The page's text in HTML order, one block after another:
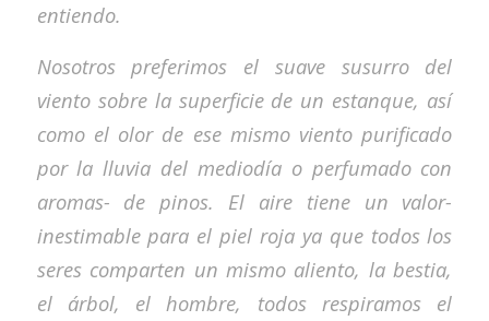
entiendo.
Nosotros preferimos el suave susurro del
viento sobre la superficie de un estanque, así
como el olor de ese mismo viento purificado
por la lluvia del mediodía o perfumado con
aromas- de pinos. El aire tiene un valor-
inestimable para el piel roja ya que todos los
seres comparten un mismo aliento, la bestia,
el árbol, el hombre, todos respiramos el